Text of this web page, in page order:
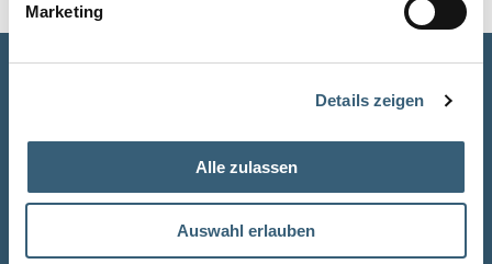
Marketing
Details zeigen
Alle zulassen
Auswahl erlauben
Designing rooms for living, together.
personal consultation.
Please contact us: